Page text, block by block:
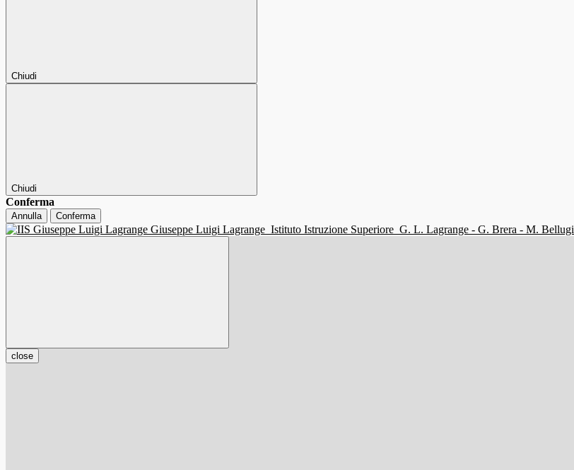
Chiudi
Chiudi
Conferma
Annulla Conferma
Giuseppe Luigi Lagrange Istituto Istruzione Superiore G. L. Lagrange - G. Brera - M. Bellugi
close